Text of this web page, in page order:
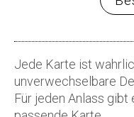
Jede Karte ist
unverwechselbare
Für jeden Anlass